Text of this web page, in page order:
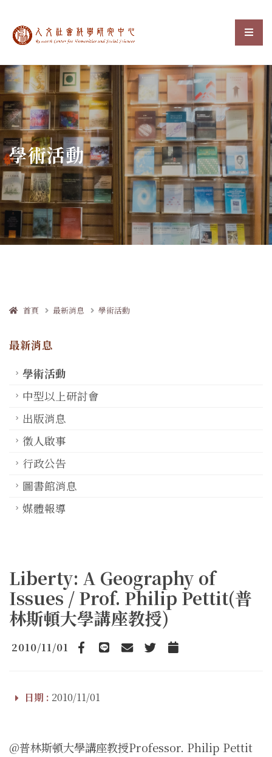
中央研究院人文社會科選
:::
學術活動
首頁 最新消息 學術活動
最新消息
學術活動
中型以上研討會
出版消息
徵人啟事
行政公告
圖書館消息
媒體報導
Liberty: A Geography of
Issues / Prof. Philip Pettit(普
林斯頓大學講座教授)
2010/11/01
Facebook
line emailTwitterAdd to Calendar
日期 : 2010/11/01
@普林斯頓大學講座教授Professor. Philip Pettit